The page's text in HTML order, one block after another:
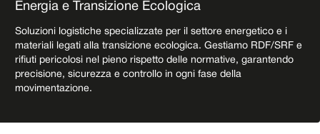
Energia e Transizione Ecologica
Soluzioni logistiche specializzate per il settore energetico e i
materiali legati alla transizione ecologica. Gestiamo RDF/SRF e
rifiuti pericolosi nel pieno rispetto delle normative, garantendo
precisione, sicurezza e controllo in ogni fase della
movimentazione.